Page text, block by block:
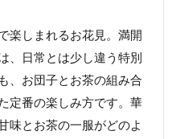
楽しまれるお花見。満開
、日常とは少し違う特別
、お団子とお茶の組み合
定番の楽しみ方です。華
味とお茶の一服がどのよ